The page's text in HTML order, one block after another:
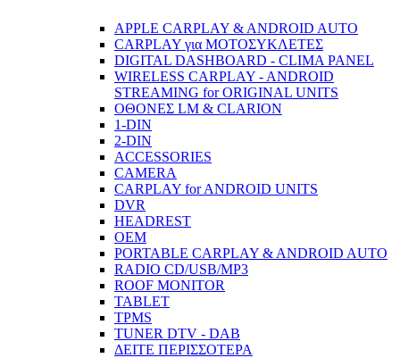
APPLE CARPLAY & ANDROID AUTO
CARPLAY για ΜΟΤΟΣΥΚΛΕΤΕΣ
DIGITAL DASHBOARD - CLIMA PANEL
WIRELESS CARPLAY - ANDROID
STREAMING for ORIGINAL UNITS
ΟΘΟΝΕΣ LM & CLARION
1-DIN
2-DIN
ACCESSORIES
CAMERA
CARPLAY for ANDROID UNITS
DVR
HEADREST
OEM
PORTABLE CARPLAY & ANDROID AUTO
RADIO CD/USB/MP3
ROOF MONITOR
TABLET
TPMS
TUNER DTV - DAB
ΔΕΙΤΕ ΠΕΡΙΣΣΟΤΕΡΑ